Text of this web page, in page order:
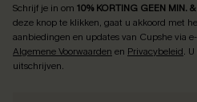
Schrijf je in om 10% KORTING GEEN MIN.
deze knop te klikken, gaat u akkoord met
aanbiedingen en updates van Cupshe via
Algemene Voorwaarden en Privacybeleid.
uitschrijven.